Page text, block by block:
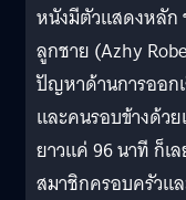
หนังมีตัวแสดงหลัก
ลูกชาย (Azhy
ปัญหาด้านการออก
และคนรอบข้างด้ว
ยาวแค่ 96 นาที ก็เ
สมาชิกครอบครัวแ